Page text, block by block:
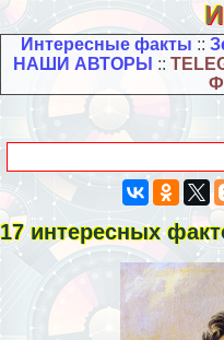
Интересные факты ::
НАШИ АВТОРЫ ::
17 интересных